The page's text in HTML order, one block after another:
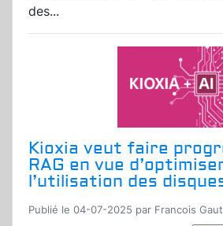
des...
Kioxia veut faire
RAG en vue
l’utilisation des
Publié le 04-07-2025 par Francois